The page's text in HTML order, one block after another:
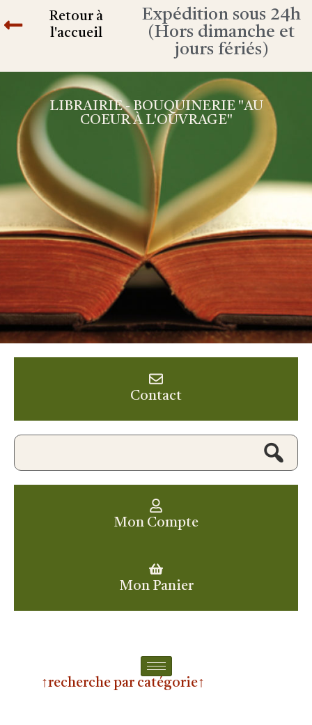
Retour à
l'accueil
Expédition sous 24h
(Hors dimanche et
jours fériés)
LIBRAIRIE - BOUQUINERIE "AU
COEUR À L'OUVRAGE"
Contact
Mon Compte
Mon Panier
↑recherche par catégorie↑